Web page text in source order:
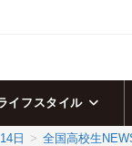
イフスタイル
14日 > 全国高校生